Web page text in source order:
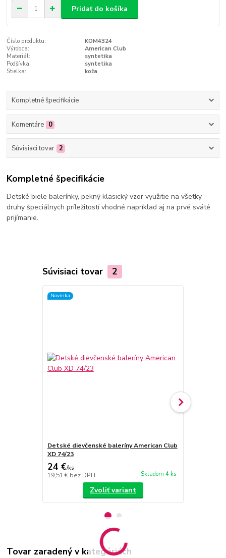
Pridať do košíka
Číslo produktu:
KOM4324
Výrobca:
American Club
Materiál:
syntetika
Podšívka:
syntetika
Stielka:
koža
Kompletné špecifikácie
Komentáre 0
Súvisiaci tovar 2
Kompletné špecifikácie
Detské biele balerínky, pekný klasický vzor využitie na všetky
druhy špeciálnych príležitostí vhodné napríklad aj na prvé sväté
prijímanie.
Súvisiaci tovar 2
Novinka
Detské dievčenské baleríny American Club
XD 74/23
24 €/ks
19,51 € bez DPH Skladom 4 ks
Zvoliť variant
Tovar zaradený v kategóriách